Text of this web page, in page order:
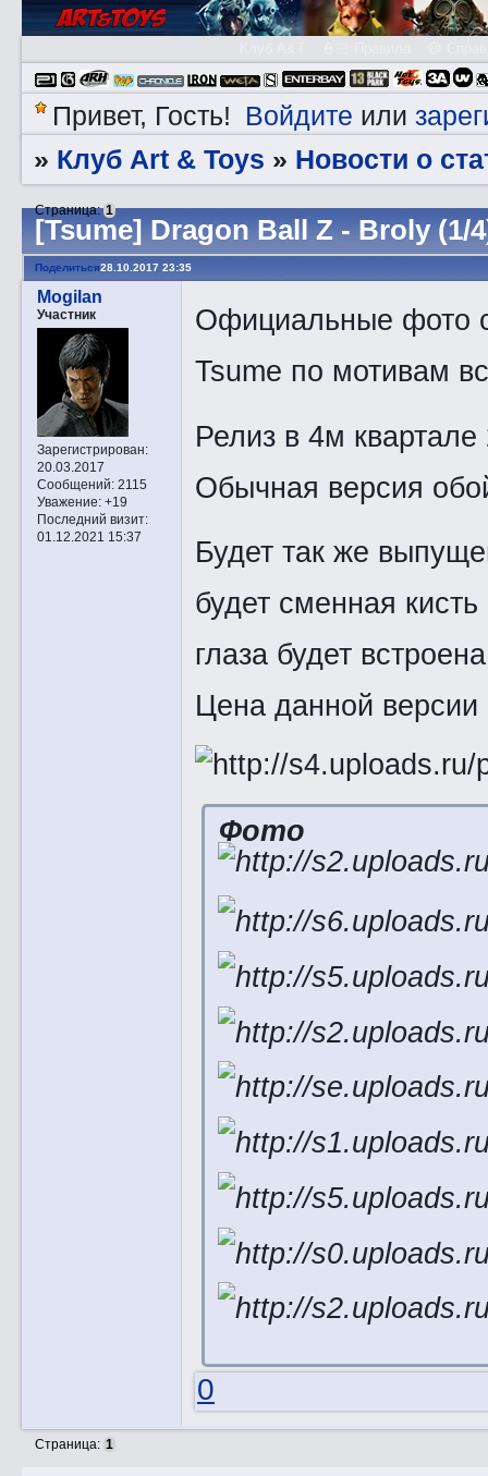
Привет, Гость! Войдите или
» Клуб Art & Toys » Новости о
[Tsume] Dragon Ball Z - Broly (1/
Страница:1
Поделиться28.10.2017 23:35
Mogilan
Участник
Зарегистрирован:
20.03.2017
Сообщений:2115
Уважение: +19
Последний визит:
01.12.2021 15:37
Официальные фото
Tsume по мотивам
Релиз в 4м квартале
Обычная версия
Будет так же
будет сменная
глаза будет
Цена данной версии
Фото
0
Страница: 1